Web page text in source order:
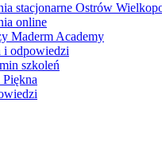
stacjonarne Ostrów
online
Maderm Academy
i odpowiedzi
szkoleń
Piękna